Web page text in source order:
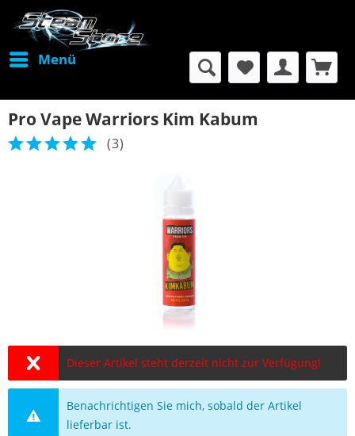
Menü
Pro Vape Warriors Kim Kabum
(3)
Dieser Artikel steht derzeit nicht zur Verfügung!
Benachrichtigen Sie mich, sobald der Artikel
lieferbar ist.